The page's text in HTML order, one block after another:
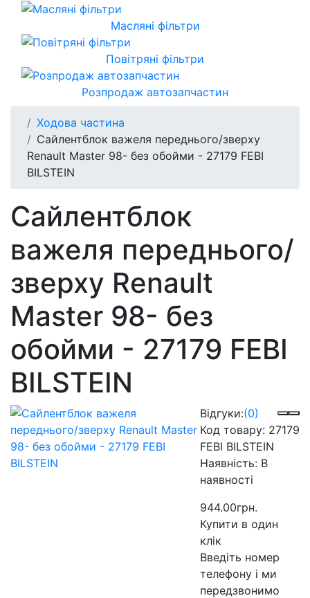
Масляні фільтри
Повітряні фільтри
Розпродаж автозапчастин
Ходова частина
Сайлентблок важеля переднього/зверху
Renault Master 98- без обойми - 27179 FEBI
BILSTEIN
Сайлентблок
важеля переднього/
зверху Renault
Master 98- без
обойми - 27179 FEBI
BILSTEIN
Відгуки:(0)
Код товару: 27179
FEBI BILSTEIN
Наявність: В
наявності
944.00грн.
Купити в один
клік
Введіть номер
телефону і ми
передзвонимо